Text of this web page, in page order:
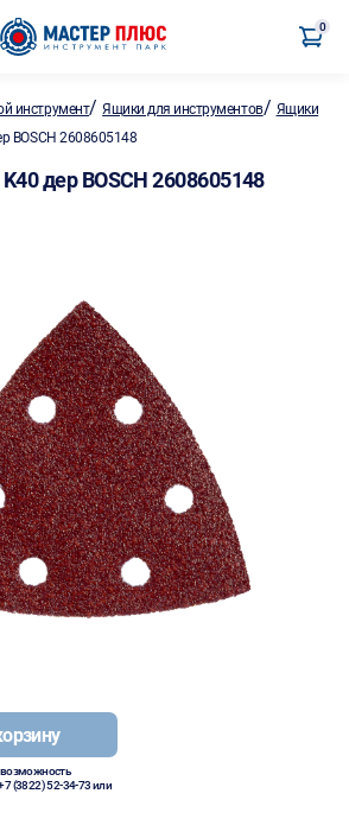
0
инструмент/Ящики для инструментов/ Ящики
BOSCH 2608605148
дер BOSCH 2608605148
возможность
(3822) 52-34-73или